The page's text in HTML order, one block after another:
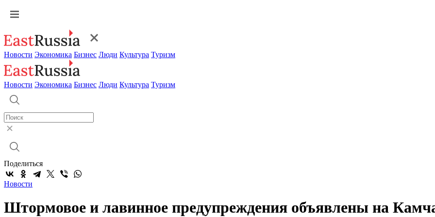
Новости Экономика Бизнес Люди Культура Туризм
Новости Экономика Бизнес Люди Культура Туризм
Поделиться
Новости
Штормовое и лавинное предупреждения объявлены на